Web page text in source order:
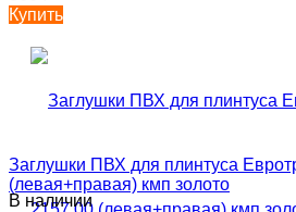
Купить
Заглушки ПВХ для плинтуса
(левая+правая) кмп золото
В наличии